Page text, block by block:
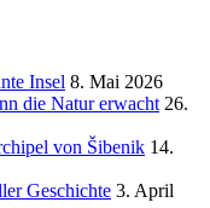
Insel 8. Mai 2026
die Natur erwacht 26.
von Šibenik 14.
Geschichte 3. April